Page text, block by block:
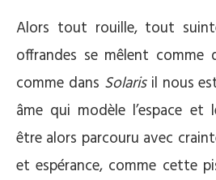
Alors tout rouille, tout
offrandes se mêlent comme
comme dans Solarisil nous
âme qui modèle l’espace
être alors parcouru avec
et espérance, comme cette